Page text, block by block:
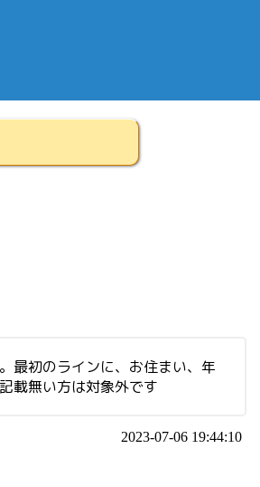
最初のラインに、お住まい、年
載無い方は対象外です
2023-07-06 19:44:10